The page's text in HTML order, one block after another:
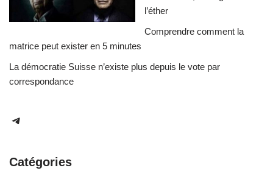
l’éther
Comprendre comment la
matrice peut exister en 5 minutes
La démocratie Suisse n’existe plus depuis le vote par
correspondance
Catégories